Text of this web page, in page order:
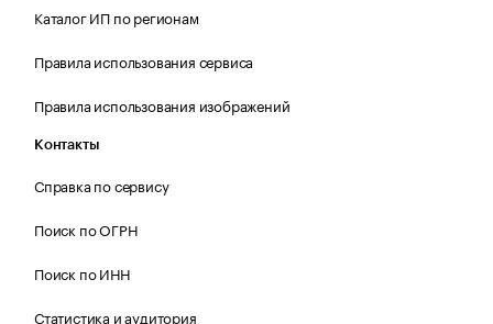
Каталог ИП по регионам
Правила использования сервиса
Правила использования изображений
Контакты
Справка по сервису
Поиск по ОГРН
Поиск по ИНН
Статистика и аудитория